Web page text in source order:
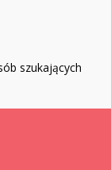
szukających